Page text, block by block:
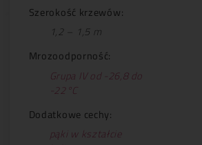
Szerokość krzewów:
1,2 – 1,5 m
Mrozoodporność:
Grupa IV od -26,8 do
-22°C
Dodatkowe cechy:
pąki w kształcie